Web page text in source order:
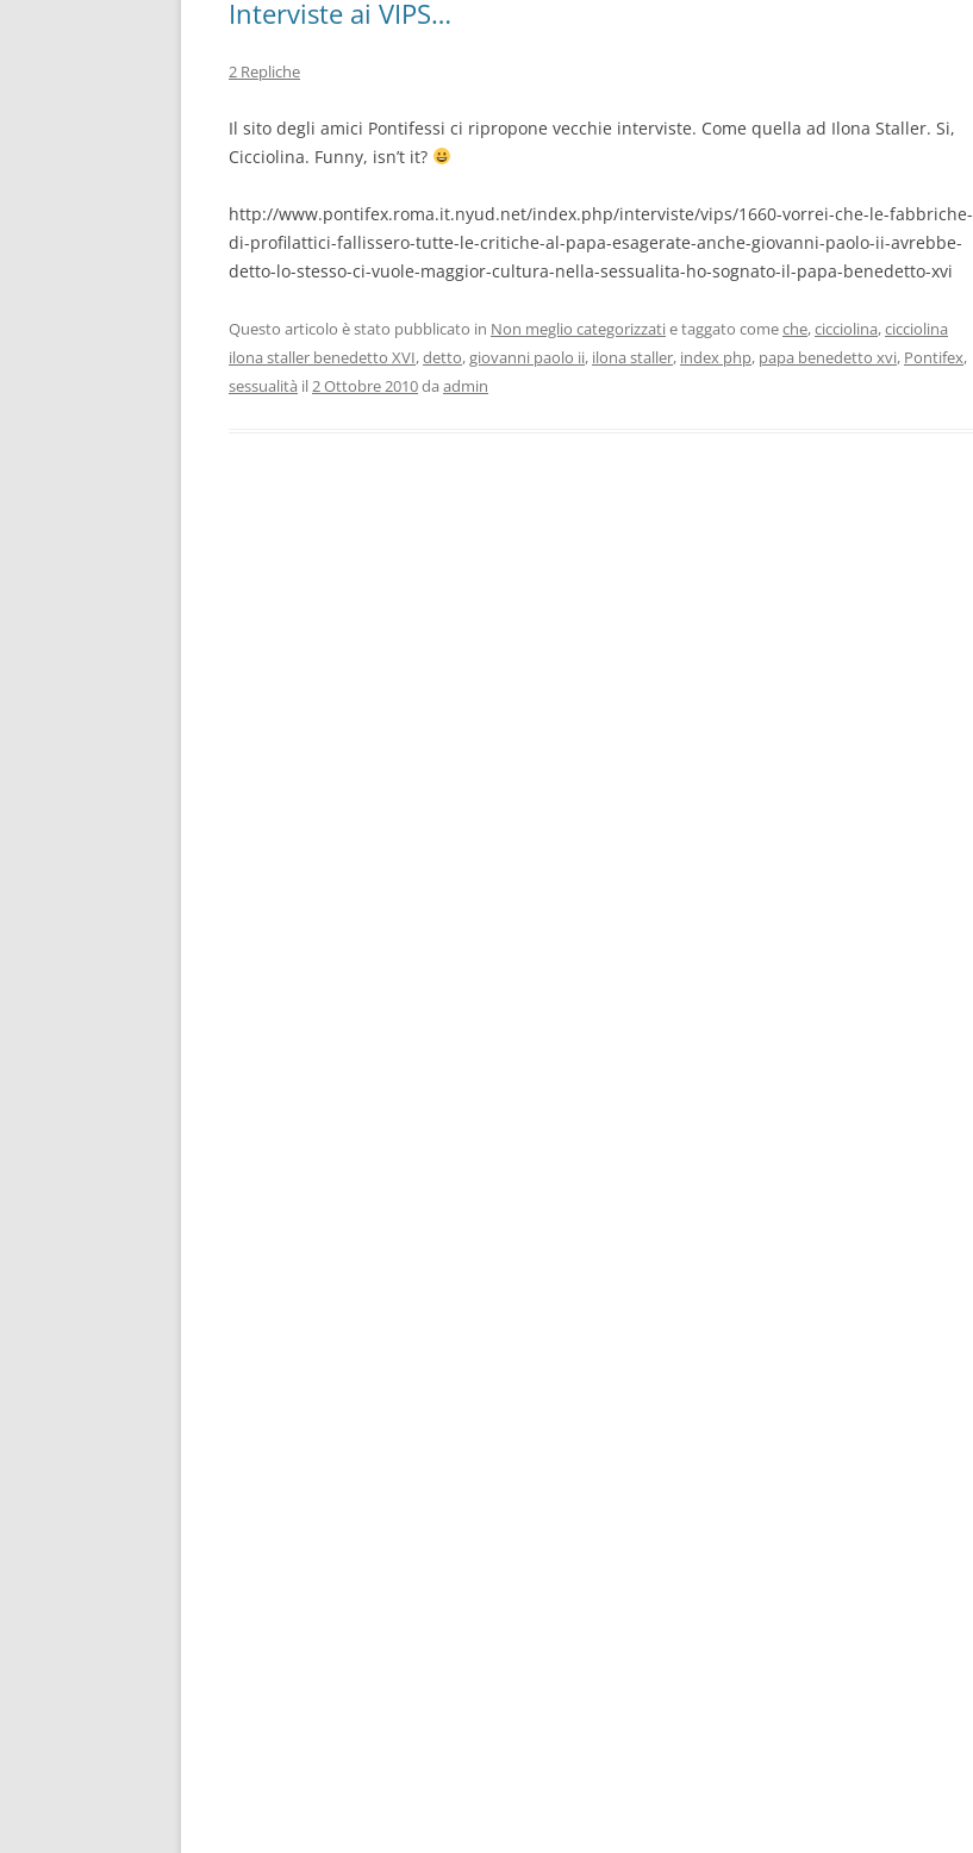
Interviste ai VIPS…
2 Repliche
Il sito degli amici Pontifessi ci ripropone vecchie interviste. Come quella ad Ilona Staller. Si,
Cicciolina. Funny, isn’t it?
http://www.pontifex.roma.it.nyud.net/index.php/interviste/vips/1660-vorrei-che-le-fabbriche-
di-profilattici-fallissero-tutte-le-critiche-al-papa-esagerate-anche-giovanni-paolo-ii-avrebbe-
detto-lo-stesso-ci-vuole-maggior-cultura-nella-sessualita-ho-sognato-il-papa-benedetto-xvi
Questo articolo è stato pubblicato in Non meglio categorizzatie taggato comeche,cicciolina,cicciolina
ilona staller benedetto XVI,detto,giovanni paolo ii, ilona staller, index php, papa benedetto xvi, Pontifex,
sessualità il2 Ottobre 2010da admin